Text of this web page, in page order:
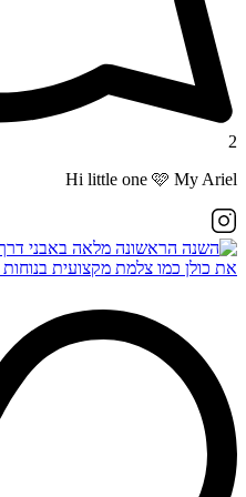
2
Hi little one 🩷 My Ariel